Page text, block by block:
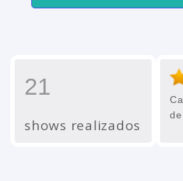
21
shows realizados